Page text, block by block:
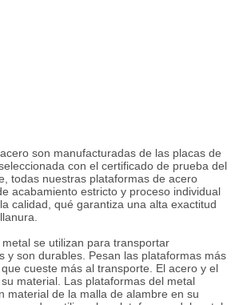
son manufacturadas de las placas de
con el certificado de prueba del
todas nuestras plataformas de acero
acabamiento estricto y proceso individual
calidad, qué garantiza una alta exactitud
se utilizan para transportar
y son durables. Pesan las plataformas más
cueste más al transporte. El acero y el
material. Las plataformas del metal
material de la malla de alambre en su